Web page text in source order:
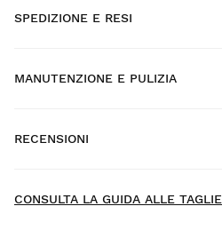
SPEDIZIONE E RESI
Consegna a domicilio
MANUTENZIONE E PULIZIA
RECENSIONI
-
CONSULTA LA GUIDA ALLE TAGLIE